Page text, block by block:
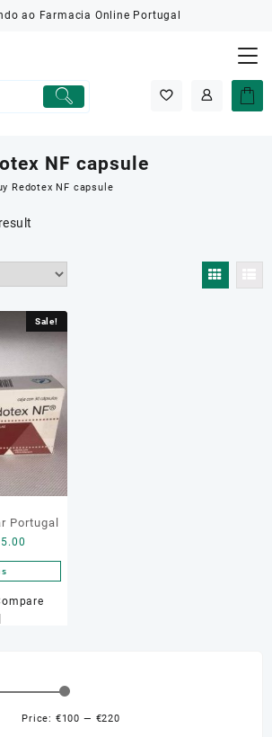
ao Farmacia Online Portugal
NF capsule
Redotex NF capsule
Sale!
Portugal
range:
€105.00
through
Price: €100 — €220